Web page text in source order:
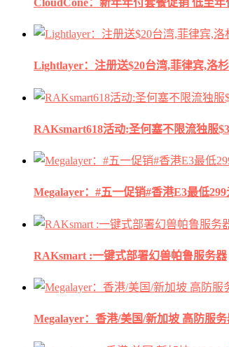
Lightlayer：注册送$20台湾,菲律宾,洛
RAKsmart618活动:圣何塞不限流独服
Megalayer：#五一促销#香港E3最低
RAKsmart :一键式部署幻兽帕鲁服务器
Megalayer：香港/美国/新加坡 高防服